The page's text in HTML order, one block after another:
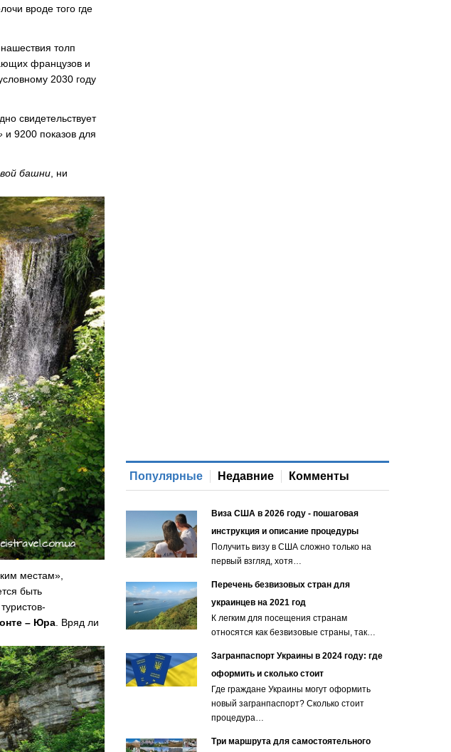
вроде того где
толп
французов и
2030 году
свидетельствует
и 9200 показов для
башни, ни
местам»,
быть
– Юра. Вряд ли
Популярные Недавние Комменты
Виза США в 2026 году - пошаговая
инструкция и описание процедуры
Получить визу в США сложно только на
первый взгляд, хотя…
Перечень безвизовых стран для
украинцев на 2021 год
К легким для посещения странам
относятся как безвизовые страны, так…
Загранпаспорт Украины в 2024 году: где
оформить и сколько стоит
Где граждане Украины могут оформить
новый загранпаспорт? Сколько стоит
процедура…
Три маршрута для самостоятельного